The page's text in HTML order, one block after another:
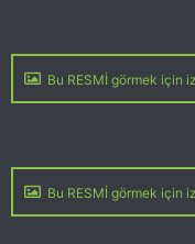
Bu RESMİ görmek için
Bu RESMİ görmek için